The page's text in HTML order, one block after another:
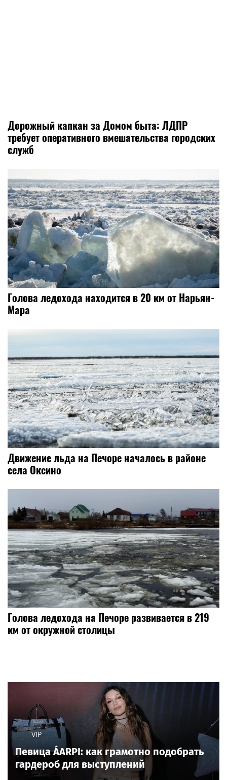
Дорожный капкан за Домом быта: ЛДПР
требует оперативного вмешательства городских
служб
​Голова ледохода находится в 20 км от Нарьян-
Мара
​Движение льда на Печоре началось в районе
села Оксино
​Голова ледохода на Печоре развивается в 219
км от окружной столицы
VIP
Певица ÁARPI: как грамотно подобрать
гардероб для выступлений